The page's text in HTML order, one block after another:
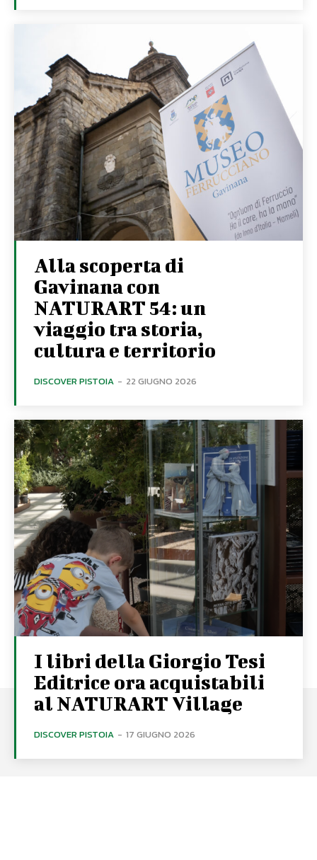
Alla scoperta di
Gavinana con
NATURART 54: un
viaggio tra storia,
cultura e territorio
DISCOVER PISTOIA - 22 GIUGNO 2026
I libri della Giorgio Tesi
Editrice ora acquistabili
al NATURART Village
DISCOVER PISTOIA - 17 GIUGNO 2026